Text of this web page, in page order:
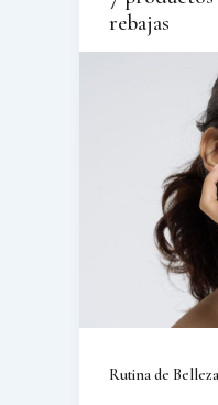
rebajas
Rutina de Belleza